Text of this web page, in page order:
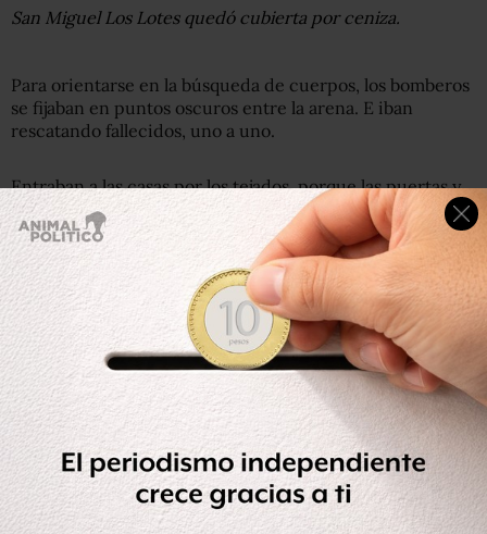
San Miguel Los Lotes quedó cubierta por ceniza.
Para orientarse en la búsqueda de cuerpos, los bomberos
se fijaban en puntos oscuros entre la arena. E iban
rescatando fallecidos, uno a uno.
Entraban a las casas por los tejados, porque las puertas y
ventanas estaban tapadas por ceniza, y seguían sacando
cuerpos.De niños, de adultos.
Cuerpos calcinados que
solo eran huesos y que, al tratar de trasladarlos se
descomponían en pedazos.
Nuevos retumbos del volcán
Las labores de rescate en Los Lotes tuvieron que
interrumpirse varias veces en el transcurso de la mañana
por nuevos retumbos del volcán.
Además, a la sensación de caos se unieron las
contradicciones entre los diferentes órganos a la hora de
ofrecer el balance de muertos.